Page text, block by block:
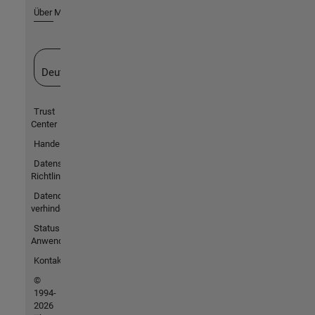
Über MathWorks
Deutschland
Trust
Center
Handelsmarken
Datenschutz-
Richtlinien
Datendiebstahl
verhindern
Status von
Anwendungen
Kontakt
©
1994-
2026